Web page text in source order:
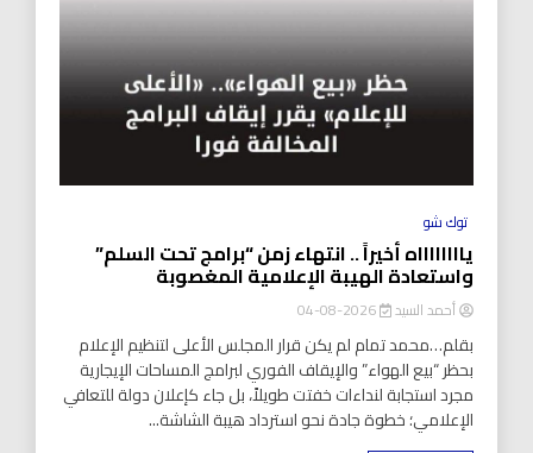
توك شو
يااااااااه أخيراً .. انتهاء زمن “برامج تحت السلم”
واستعادة الهيبة الإعلامية المغصوبة
أحمد السيد 2026-08-04
بقلم…محمد تمام لم يكن قرار المجلس الأعلى لتنظيم الإعلام
بحظر “بيع الهواء” والإيقاف الفوري لبرامج المساحات الإيجارية
مجرد استجابة لنداءات خفتت طويلاً، بل جاء كإعلان دولة للتعافي
الإعلامي؛ خطوة جادة نحو استرداد هيبة الشاشة...